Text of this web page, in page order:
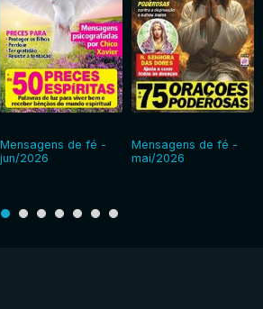
Mensagens de fé -
jun/2026
Mensagens de fé -
mai/2026